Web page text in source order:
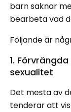
barn saknar
bearbeta vad
Följande är
1.
sexualitet
Det mesta av
tenderar att